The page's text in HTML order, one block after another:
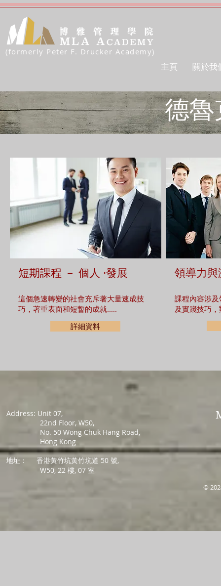
(formerly Peter F. Drucker Academy)
主頁 關於我
德
短期課程 － 個人 ·發展
這個急速轉變的社會充斥著大量速成技
巧，著重表面和短暫的成就.....
詳細資料
領導力與
課程內容涉
及實踐技巧
Address: Unit 07,
22nd Floor, W50,
No. 50 Wong Chuk Hang Road,
Hong Kong
地址：
香港黃竹坑黃竹坑道 50 號,
W50, 22 樓, 07 室
©